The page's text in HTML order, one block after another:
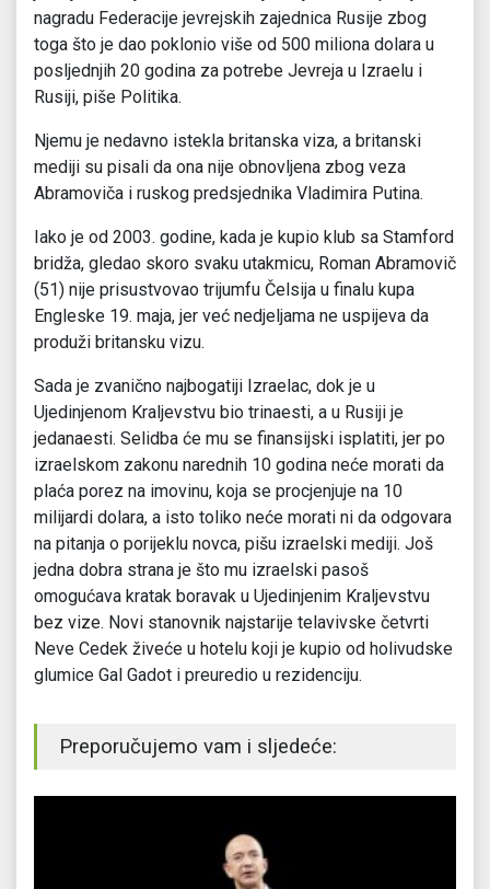
nagradu Federacije jevrejskih zajednica Rusije zbog
toga što je dao poklonio više od 500 miliona dolara u
posljednjih 20 godina za potrebe Jevreja u Izraelu i
Rusiji, piše Politika.
Njemu je nedavno istekla britanska viza, a britanski
mediji su pisali da ona nije obnovljena zbog veza
Abramoviča i ruskog predsjednika Vladimira Putina.
Iako je od 2003. godine, kada je kupio klub sa Stamford
bridža, gledao skoro svaku utakmicu, Roman Abramovič
(51) nije prisustvovao trijumfu Čelsija u finalu kupa
Engleske 19. maja, jer već nedjeljama ne uspijeva da
produži britansku vizu.
Sada je zvanično najbogatiji Izraelac, dok je u
Ujedinjenom Kraljevstvu bio trinaesti, a u Rusiji je
jedanaesti. Selidba će mu se finansijski isplatiti, jer po
izraelskom zakonu narednih 10 godina neće morati da
plaća porez na imovinu, koja se procjenjuje na 10
milijardi dolara, a isto toliko neće morati ni da odgovara
na pitanja o porijeklu novca, pišu izraelski mediji. Još
jedna dobra strana je što mu izraelski pasoš
omogućava kratak boravak u Ujedinjenim Kraljevstvu
bez vize. Novi stanovnik najstarije telavivske četvrti
Neve Cedek živeće u hotelu koji je kupio od holivudske
glumice Gal Gadot i preuredio u rezidenciju.
Preporučujemo vam i sljedeće: